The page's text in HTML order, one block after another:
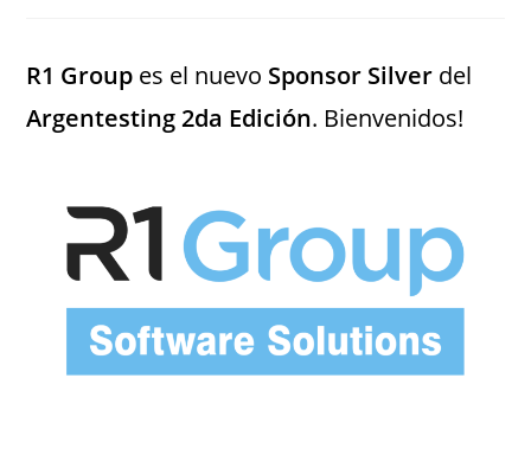
R1 Group es el nuevo Sponsor Silver del
Argentesting 2da Edición. Bienvenidos!